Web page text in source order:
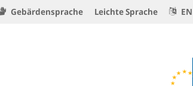
Gebärdensprache Leichte Sprache EN